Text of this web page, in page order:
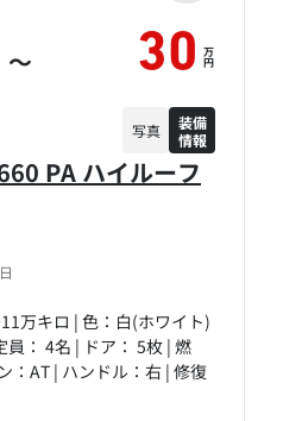
PA ハイルーフ
万キロ | 色：白(ホワイト)
： 4名 | ドア： 5枚 | 燃
：AT | ハンドル：右 | 修復
～ 30 万
円
写真
装備
情報